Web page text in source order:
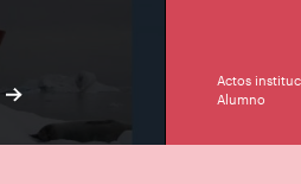
Actos
Alumno